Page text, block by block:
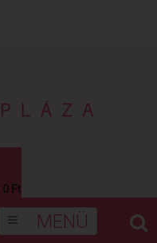
0 Ft
MENÜ